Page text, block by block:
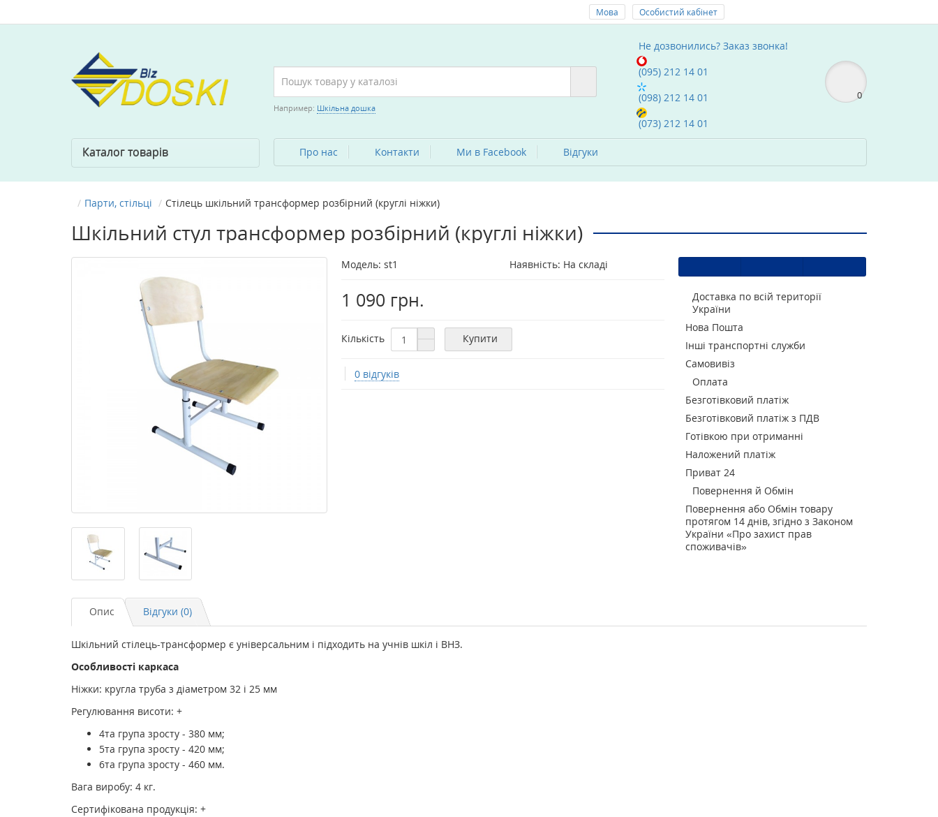
Особистий кабінет
Мова
Не дозвонились?Заказ звонка!
(095) 212 14 01
(098) 212 14 01
(073) 212 14 01
0
Например: Шкільна дошка
Про нас Контакти Ми в Facebook Вiдгуки
Каталог товарів
Парти, стільці Стілець шкільний трансформер розбірний (круглі ніжки)
Шкільний стул трансформер розбірний (круглі ніжки)
Модель: st1 Наявність: На складі
1 090 грн.
Кількість Купити
0 відгуків
Доставка по всій території
України
Нова Пошта
Інші транспортні служби
Самовивіз
Оплата
Безготівковий платіж
Безготівковий платіж з ПДВ
Готівкою при отриманні
Наложений платіж
Приват 24
Повернення й Обмін
Повернення або Обмін товару
протягом 14 днів, згідно з Законом
України «Про захист прав
споживачів»
Опис Відгуки (0)
Шкільний стілець-трансформер є універсальним і підходить на учнів шкіл і ВНЗ.
Особливості каркаса
Ніжки: кругла труба з діаметром 32 і 25 мм
Регулювання висоти: +
4та група зросту - 380 мм;
5та група зросту - 420 мм;
6та група зросту - 460 мм.
Вага виробу: 4 кг.
Сертифікована продукція: +